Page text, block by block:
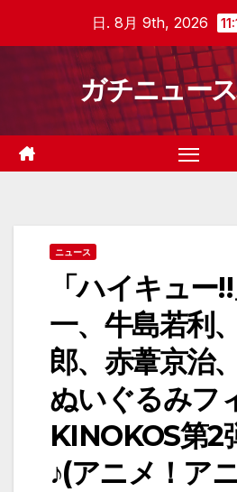
日. 8月 9th, 2026
ガチニュー
ニュース
「ハイキュー
一、牛島若利
郎、赤葦京治
ぬいぐるみフ
KINOKOS第2
♪(アニメ！ア